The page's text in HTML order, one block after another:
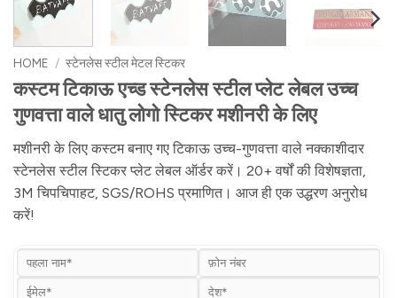
HOME / स्टेनलेस स्टील मेटल स्टिकर
कस्टम टिकाऊ एच्ड स्टेनलेस स्टील प्लेट लेबल उच्च
गुणवत्ता वाले धातु लोगो स्टिकर मशीनरी के लिए
मशीनरी के लिए कस्टम बनाए गए टिकाऊ उच्च-गुणवत्ता वाले नक्काशीदार
स्टेनलेस स्टील स्टिकर प्लेट लेबल ऑर्डर करें। 20+ वर्षों की विशेषज्ञता,
3M चिपचिपाहट, SGS/ROHS प्रमाणित। आज ही एक उद्धरण अनुरोध
करें!